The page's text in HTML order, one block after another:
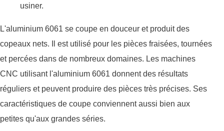
usiner.
L'aluminium 6061 se coupe en douceur et produit des
copeaux nets. Il est utilisé pour les pièces fraisées, tournées
et percées dans de nombreux domaines. Les machines
CNC utilisant l'aluminium 6061 donnent des résultats
réguliers et peuvent produire des pièces très précises. Ses
caractéristiques de coupe conviennent aussi bien aux
petites qu'aux grandes séries.